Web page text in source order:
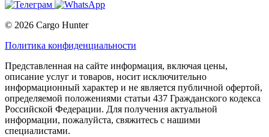
© 2026 Cargo Hunter
Политика конфиденциальности
Представленная на сайте информация, включая цены,
описание услуг и товаров, носит исключительно
информационный характер и не является публичной офертой,
определяемой положениями статьи 437 Гражданского кодекса
Российской Федерации. Для получения актуальной
информации, пожалуйста, свяжитесь с нашими
специалистами.